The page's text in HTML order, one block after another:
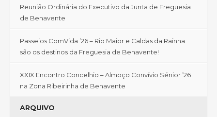
Reunião Ordinária do Executivo da Junta de Freguesia
de Benavente
Passeios ComVida ’26 – Rio Maior e Caldas da Rainha
são os destinos da Freguesia de Benavente!
XXIX Encontro Concelhio – Almoço Convívio Sénior ’26
na Zona Ribeirinha de Benavente
ARQUIVO